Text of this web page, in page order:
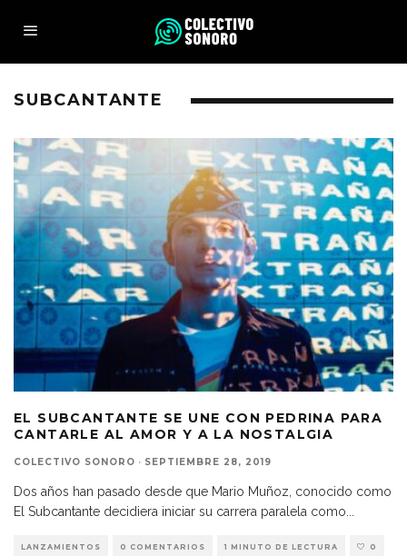
SUBCANTANTE
EL SUBCANTANTE SE UNE CON PEDRINA PARA
CANTARLE AL AMOR Y A LA NOSTALGIA
COLECTIVO SONORO · SEPTIEMBRE 28, 2019
Dos años han pasado desde que Mario Muñoz, conocido como
El Subcantante decidiera iniciar su carrera paralela como
LANZAMIENTOS 0 COMENTARIOS 1 MINUTO DE LECTURA 0